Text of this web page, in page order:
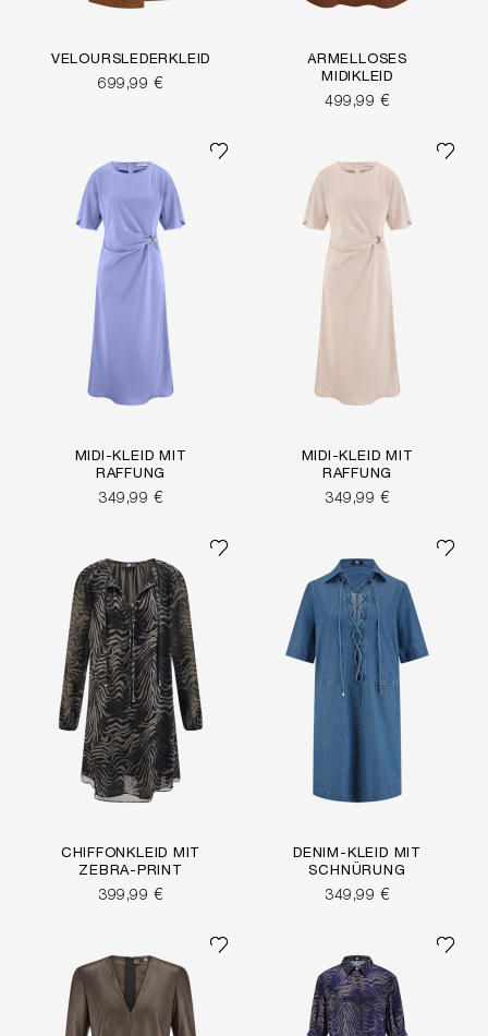
VELOURSLEDERKLEID
699,99 €
ÄRMELLOSES
MIDIKLEID
499,99 €
MIDI-KLEID MIT
RAFFUNG
349,99 €
MIDI-KLEID MIT
RAFFUNG
349,99 €
CHIFFONKLEID MIT
ZEBRA-PRINT
399,99 €
DENIM-KLEID MIT
SCHNÜRUNG
349,99 €